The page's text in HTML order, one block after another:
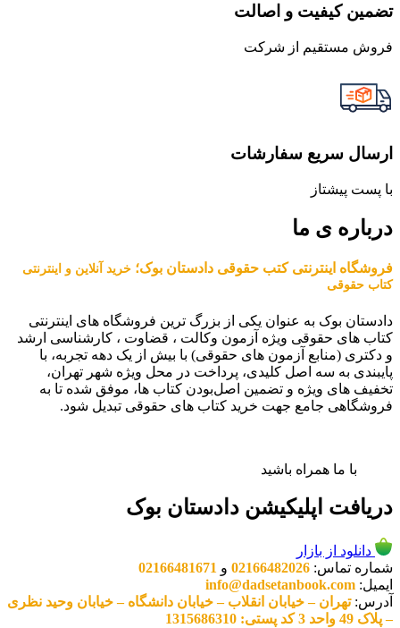
تضمین کیفیت و اصالت
فروش مستقیم از شرکت
ارسال سریع سفارشات
با پست پیشتاز
درباره ی ما
فروشگاه اینترنتی کتب حقوقی دادستان بوک؛ خرید آنلاین و اینترنتی
کتاب حقوقی
دادستان بوک به عنوان یکی از بزرگ ترین فروشگاه های اینترنتی
کتاب های حقوقی ویژه آزمون وکالت ، قضاوت ، کارشناسی ارشد
و دکتری (منابع آزمون های حقوقی) با بیش از یک دهه تجربه، با
پایبندی به سه اصل کلیدی، پرداخت در محل ویژه شهر تهران،
تخفیف های ویژه و تضمین اصل‌بودن کتاب ها، موفق شده تا به
فروشگاهی جامع جهت خرید کتاب های حقوقی تبدیل شود.
با ما همراه باشید
دریافت اپلیکیشن دادستان بوک
دانلود از بازار
شماره تماس: 02166482026 و 02166481671
ایمیل: info@dadsetanbook.com
آدرس:تهران – خیابان انقلاب – خیابان دانشگاه – خیابان وحید نظری
– پلاک 49 واحد 3 کد پستی: 1315686310